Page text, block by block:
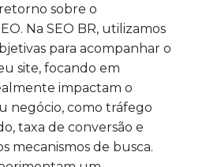
sobre o
Na SEO BR, utilizamos
para acompanhar o
site, focando em
impactam o
negócio, como tráfego
taxa de conversão e
mecanismos de busca.